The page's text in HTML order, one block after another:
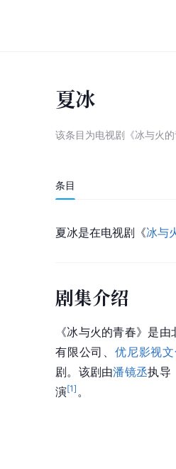
夏冰
该条目为电视剧《冰与火
条目
夏冰是在电视剧《冰与
剧集介绍
《冰与火的青春》是
有限公司、 优尼影视
剧。该剧由潘镜丞执导
演[1] 。